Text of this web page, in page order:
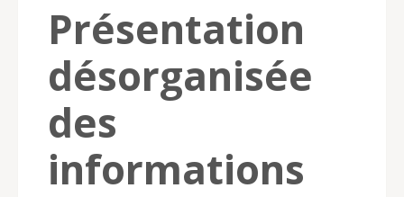
Présentation
désorganisée
des
informations